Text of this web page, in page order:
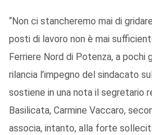
“Non ci stancheremo mai di
posti di lavoro non è mai
Ferriere Nord di Potenza, a pochi
rilancia l’impegno del sindacato
sostiene in una nota il segretario
Basilicata, Carmine Vaccaro,
associa, intanto, alla forte